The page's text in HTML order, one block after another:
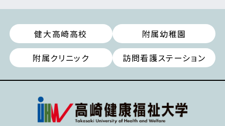
健大高崎高校
附属幼稚園
附属クリニック
訪問看護ステーション